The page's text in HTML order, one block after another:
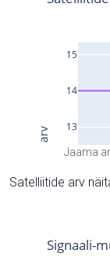
Jaama
Satelliitide arv